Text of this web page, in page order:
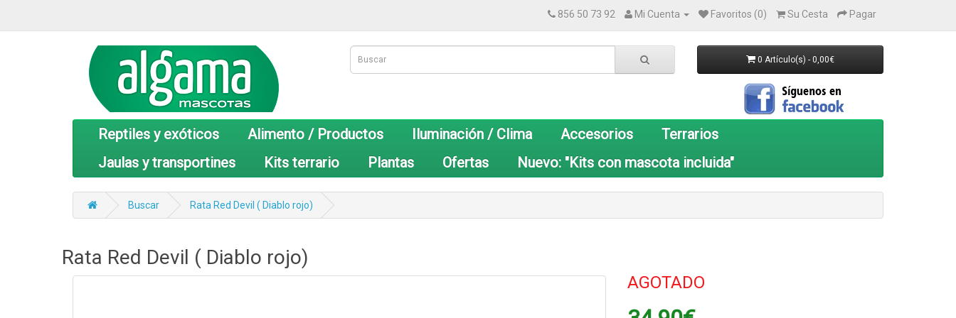
856 50 73 92 Mi Cuenta Favoritos (0) Su Cesta Pagar
0 Artículo(s) - 0,00€
Reptiles y exóticos Alimento / Productos Iluminación / Clima Accesorios
Terrarios
Jaulas y transportines
Kits terrario Plantas Ofertas Nuevo: "Kits con mascota incluida"
Buscar Rata Red Devil ( Diablo rojo)
Rata Red Devil ( Diablo rojo)
AGOTADO